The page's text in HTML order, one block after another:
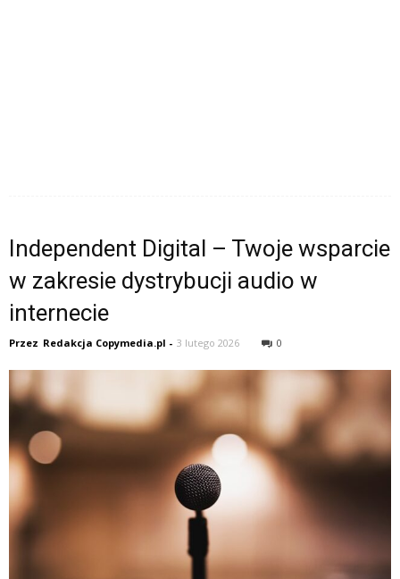
Independent Digital – Twoje wsparcie
w zakresie dystrybucji audio w
internecie
Przez Redakcja Copymedia.pl - 3 lutego 2026 0